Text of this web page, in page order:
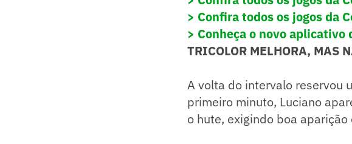
> Confira todos os jogos da
> Conheça o novo aplicativo
TRICOLOR MELHORA, MAS
A volta do intervalo reservou
primeiro minuto, Luciano
o hute, exigindo boa